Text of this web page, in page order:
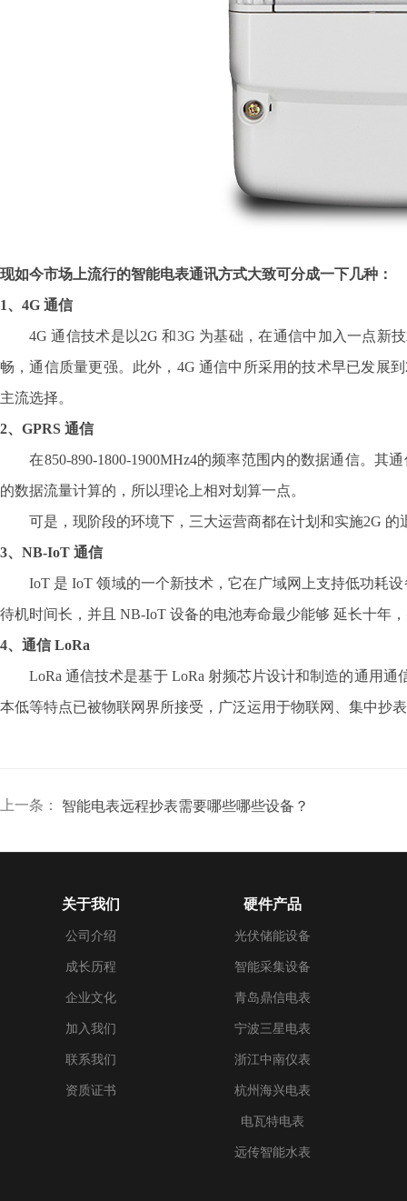
现如今市场上流行的智能电表通讯方式大致可分成一下几种：
1、4G 通信
4G 通信技术是以2G 和3G 为基础，在通信中加入一点新
畅，通信质量更强。此外，4G 通信中所采用的技术早已发展
主流选择。
2、GPRS 通信
在850-890-1800-1900MHz4的频率范围内的数据通信。其
的数据流量计算的，所以理论上相对划算一点。
可是，现阶段的环境下，三大运营商都在计划和实施2G 的
3、NB-IoT 通信
IoT 是 IoT 领域的一个新技术，它在广域网上支持低功耗设
待机时间长，并且 NB-IoT 设备的电池寿命最少能够 延长十年
4、通信 LoRa
LoRa 通信技术是基于 LoRa 射频芯片设计和制造的通用通
本低等特点已被物联网界所接受，广泛运用于物联网、集中抄
上一条： 智能电表远程抄表需要哪些哪些设备？
关于我们
公司介绍
成长历程
企业文化
加入我们
联系我们
资质证书
硬件产品
光伏储能设备
智能采集设备
青岛鼎信电表
宁波三星电表
浙江中南仪表
杭州海兴电表
电瓦特电表
远传智能水表